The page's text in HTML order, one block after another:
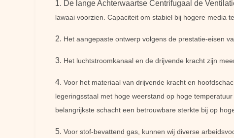
1. De lange Achterwaartse Centrifugaal de
lawaai voorzien. Capaciteit om stabiel bij hogere media
2. Het aangepaste ontwerp volgens de prestatie-eisen
3. Het luchtstroomkanaal en de drijvende kracht zijn
4. Voor het materiaal van drijvende kracht en
legeringsstaal met hoge weerstand op hoge
belangrijkste schacht een betrouwbare sterkte bij op
5. Voor stof-bevattend gas, kunnen wij diverse